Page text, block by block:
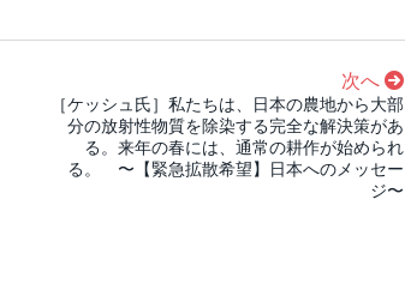
次へ
［ケッシュ氏］私たちは、日本の農地から大部
分の放射性物質を除染する完全な解決策があ
る。来年の春には、通常の耕作が始められ
る。 〜【緊急拡散希望】日本へのメッセー
ジ〜